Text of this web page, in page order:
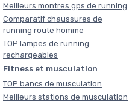
Meilleurs montres gps de running
Comparatif chaussures de
running route homme
TOP lampes de running
rechargeables
Fitness et musculation
TOP bancs de musculation
Meilleurs stations de musculation